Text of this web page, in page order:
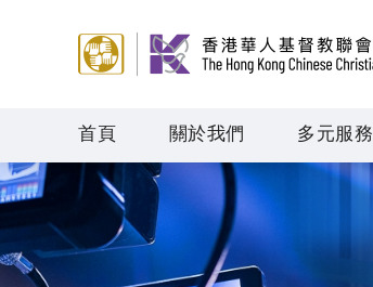
首頁 關於我們 多元服務